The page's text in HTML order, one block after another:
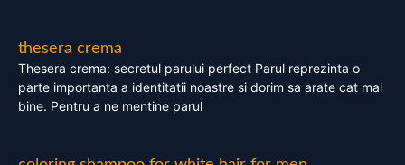
thesera crema
Thesera crema: secretul parului perfect Parul reprezinta o
parte importanta a identitatii noastre si dorim sa arate cat mai
bine. Pentru a ne mentine parul